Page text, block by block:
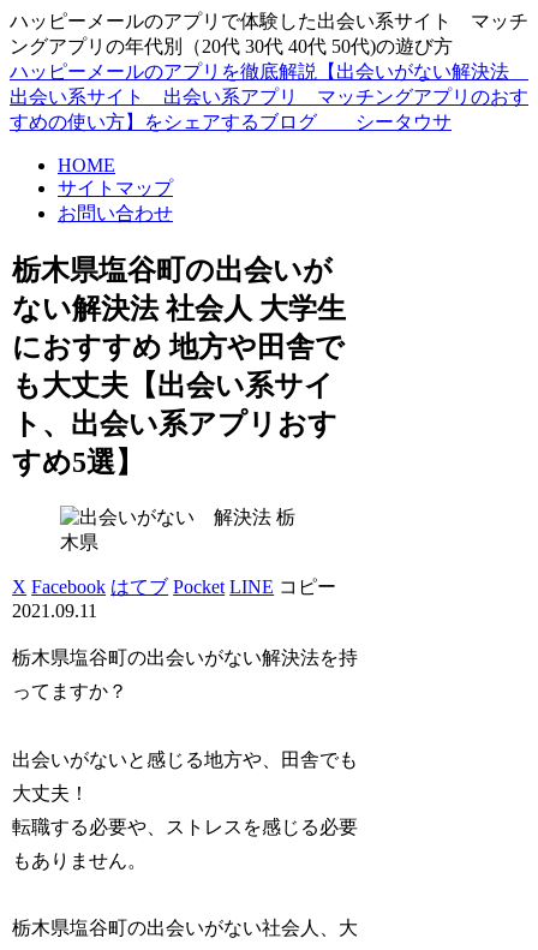
ハッピーメールのアプリで体験した出会い系サイト マッチ
ングアプリの年代別（20代 30代 40代 50代)の遊び方
ハッピーメールのアプリを徹底解説【出会いがない解決法
出会い系サイト 出会い系アプリ マッチングアプリのおす
すめの使い方】をシェアするブログ シータウサ
HOME
サイトマップ
お問い合わせ
栃木県塩谷町の出会いが
ない解決法 社会人 大学生
におすすめ 地方や田舎で
も大丈夫【出会い系サイ
ト、出会い系アプリおす
すめ5選】
栃
木県
X Facebook はてブ Pocket LINE コピー
2021.09.11
栃木県塩谷町の出会いがない解決法を持
ってますか？
出会いがないと感じる地方や、田舎でも
大丈夫！
転職する必要や、ストレスを感じる必要
もありません。
栃木県塩谷町の出会いがない社会人、大